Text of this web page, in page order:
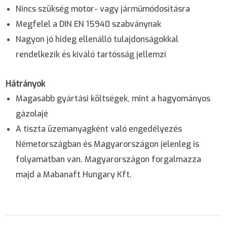
Nincs szükség motor- vagy járműmódosításra
Megfelel a DIN EN 15940 szabványnak
Nagyon jó hideg ellenálló tulajdonságokkal
rendelkezik és kiváló tartósság jellemzi
Hátrányok
Magasabb gyártási költségek, mint a hagyományos
gázolajé
A tiszta üzemanyagként való engedélyezés
Németországban és Magyarországon jelenleg is
folyamatban van. Magyarországon forgalmazza
majd a Mabanaft Hungary Kft.